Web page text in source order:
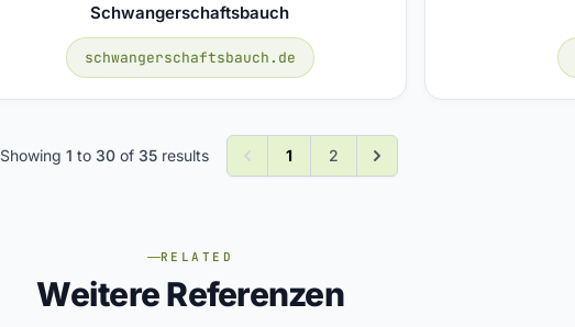
Schwangerschaftsbauch
schwangerschaftsbauch.de
Showing 1 to 30 of 35 results 1 2
RELATED
Weitere Referenzen